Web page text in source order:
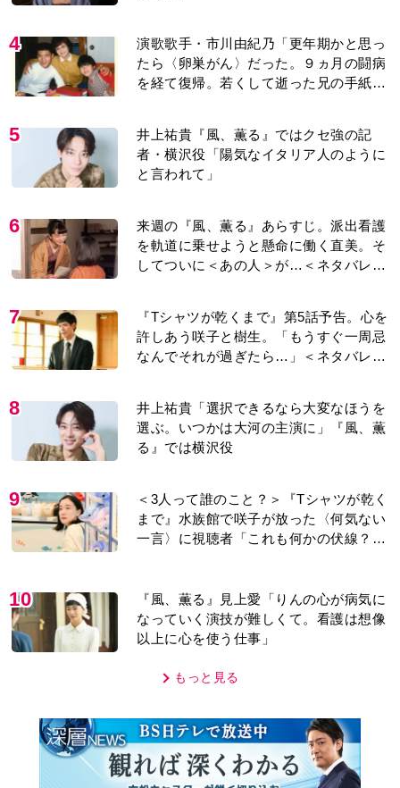
4
演歌歌手・市川由紀乃「更年期かと思っ
たら〈卵巣がん〉だった。９ヵ月の闘病
を経て復帰。若くして逝った兄の手紙を
5
井上祐貴『風、薫る』ではクセ強の記
者・横沢役「陽気なイタリア人のように
と言われて」
6
来週の『風、薫る』あらすじ。派出看護
を軌道に乗せようと懸命に働く直美。そ
してついに＜あの人＞が…＜ネタバレあ
7
『Tシャツが乾くまで』第5話予告。心を
許しあう咲子と樹生。「もうすぐ一周忌
なんでそれが過ぎたら…」＜ネタバレあ
8
井上祐貴「選択できるなら大変なほうを
選ぶ。いつかは大河の主演に」『風、薫
る』では横沢役
9
＜3人って誰のこと？＞『Tシャツが乾く
まで』水族館で咲子が放った〈何気ない
一言〉に視聴者「これも何かの伏線？」
10
『風、薫る』見上愛「りんの心が病気に
なっていく演技が難しくて。看護は想像
以上に心を使う仕事」
もっと見る